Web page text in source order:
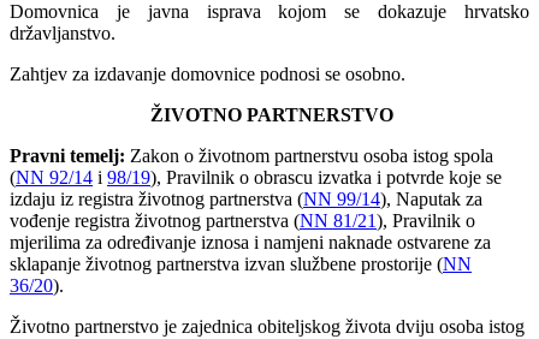
Domovnica je javna isprava kojom se dokazuje hrvatsko
državljanstvo.
Zahtjev za izdavanje domovnice podnosi se osobno.
ŽIVOTNO PARTNERSTVO
Pravni temelj: Zakon o životnom partnerstvu osoba istog spola
(NN 92/14 i 98/19), Pravilnik o obrascu izvatka i potvrde koje se
izdaju iz registra životnog partnerstva (NN 99/14), Naputak za
vođenje registra životnog partnerstva (NN 81/21), Pravilnik o
mjerilima za određivanje iznosa i namjeni naknade ostvarene za
sklapanje životnog partnerstva izvan službene prostorije (NN
36/20).
Životno partnerstvo je zajednica obiteljskog života dviju osoba istog